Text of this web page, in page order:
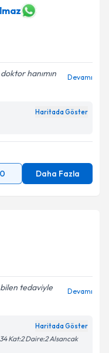
hanımın
Devamı
Haritada Göster
Daha Fazla
tedaviyle
Devamı
Haritada Göster
Kat:2 Daire:2 Alsancak